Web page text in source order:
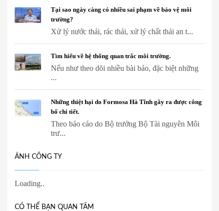
Tại sao ngày càng có nhiều sai phạm về bảo vệ môi
trường?
Xử lý nước thải, rác thải, xử lý chất thải an t...
Tìm hiểu về hệ thống quan trắc môi trường.
Nếu như theo dõi nhiều bài báo, đặc biệt những
...
Những thiệt hại do Formosa Hà Tĩnh gây ra được công
bố chi tiết.
Theo báo cáo do Bộ trưởng Bộ Tài nguyên Môi
trư...
ẢNH CÔNG TY
CÓ THỂ BẠN QUAN TÂM